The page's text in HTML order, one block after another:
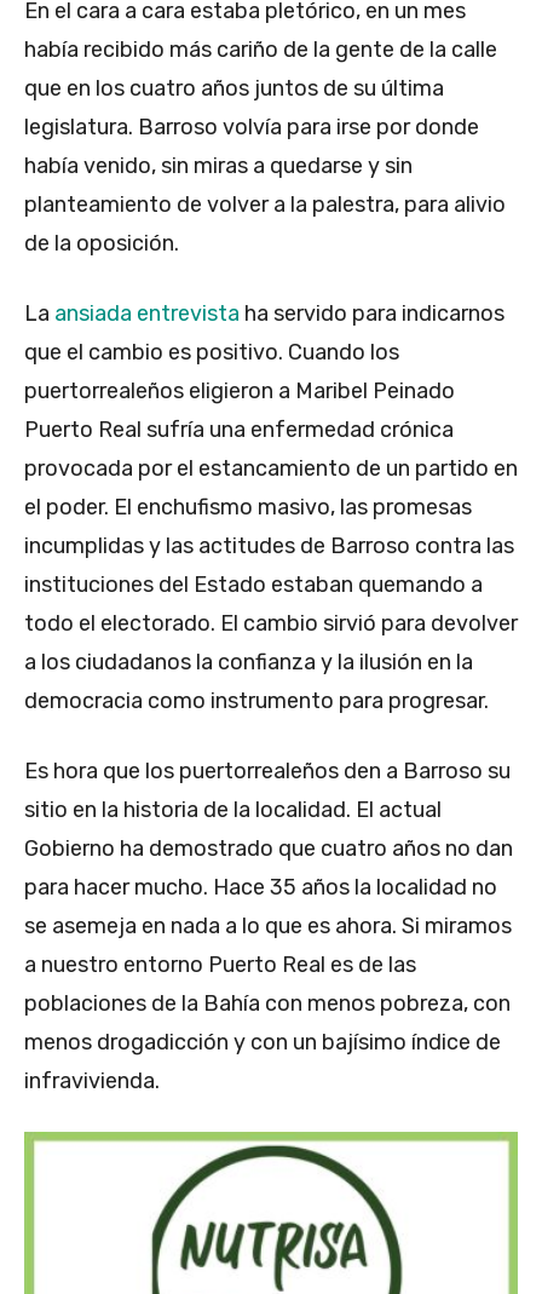
En el cara a cara estaba pletórico, en un mes
había recibido más cariño de la gente de la calle
que en los cuatro años juntos de su última
legislatura. Barroso volvía para irse por donde
había venido, sin miras a quedarse y sin
planteamiento de volver a la palestra, para alivio
de la oposición.
La ansiada entrevista ha servido para indicarnos
que el cambio es positivo. Cuando los
puertorrealeños eligieron a Maribel Peinado
Puerto Real sufría una enfermedad crónica
provocada por el estancamiento de un partido en
el poder. El enchufismo masivo, las promesas
incumplidas y las actitudes de Barroso contra las
instituciones del Estado estaban quemando a
todo el electorado. El cambio sirvió para devolver
a los ciudadanos la confianza y la ilusión en la
democracia como instrumento para progresar.
Es hora que los puertorrealeños den a Barroso su
sitio en la historia de la localidad. El actual
Gobierno ha demostrado que cuatro años no dan
para hacer mucho. Hace 35 años la localidad no
se asemeja en nada a lo que es ahora. Si miramos
a nuestro entorno Puerto Real es de las
poblaciones de la Bahía con menos pobreza, con
menos drogadicción y con un bajísimo índice de
infravivienda.